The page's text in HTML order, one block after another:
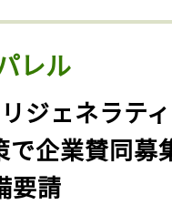
レル
ジェネラテ
で企業賛同募
要請